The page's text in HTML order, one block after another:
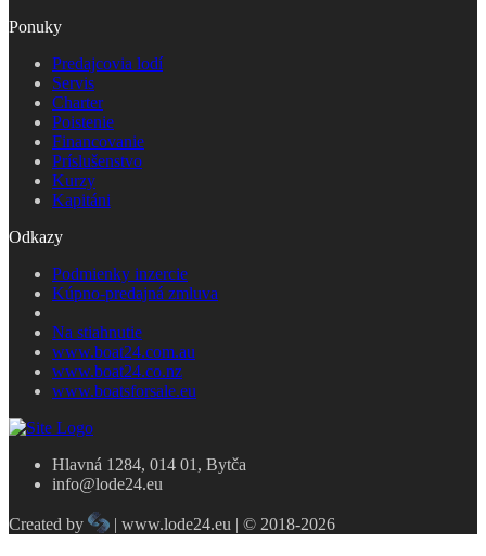
Ponuky
Predajcovia lodí
Servis
Charter
Poistenie
Financovanie
Príslušenstvo
Kurzy
Kapitáni
Odkazy
Podmienky inzercie
Kúpno-predajná zmluva
Na stiahnutie
www.boat24.com.au
www.boat24.co.nz
www.boatsforsale.eu
Hlavná 1284, 014 01, Bytča
info@lode24.eu
Created by | www.lode24.eu | © 2018-2026